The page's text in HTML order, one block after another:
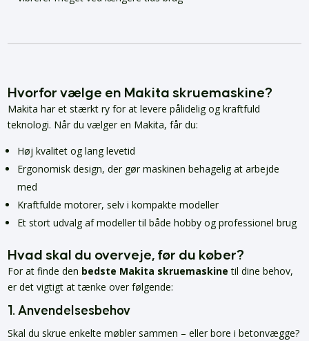
Hvorfor vælge en Makita skruemaskine?
Makita har et stærkt ry for at levere pålidelig og kraftfuld
teknologi. Når du vælger en Makita, får du:
Høj kvalitet og lang levetid
Ergonomisk design, der gør maskinen behagelig at arbejde
med
Kraftfulde motorer, selv i kompakte modeller
Et stort udvalg af modeller til både hobby og professionel brug
Hvad skal du overveje, før du køber?
For at finde den bedste Makita skruemaskine til dine behov,
er det vigtigt at tænke over følgende:
1.Anvendelsesbehov
Skal du skrue enkelte møbler sammen – eller bore i betonvægge?